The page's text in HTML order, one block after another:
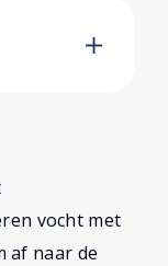
vocht met
af naar de